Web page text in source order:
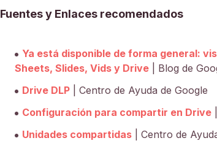
Fuentes y Enlaces recomendados
Ya está disponible de forma general:
Sheets, Slides, Vids y Drive | Blog de
Drive DLP | Centro de Ayuda de Google
Configuración para compartir en Drive
Unidades compartidas | Centro de